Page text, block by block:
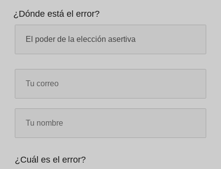
¿Dónde está el error?
¿Cuál es el error?